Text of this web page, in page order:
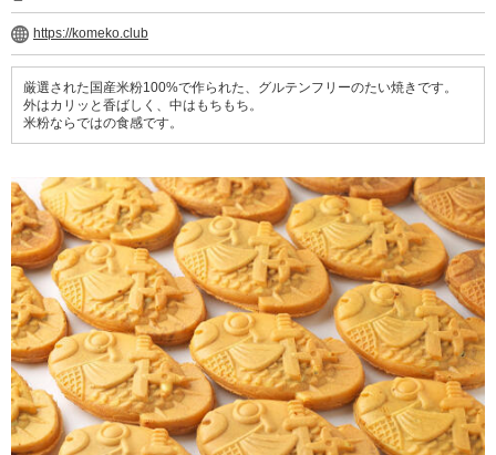
https://komeko.club
厳選された国産米粉100%で作られた、グルテンフリーのたい焼きです。
外はカリッと香ばしく、中はもちもち。
米粉ならではの食感です。